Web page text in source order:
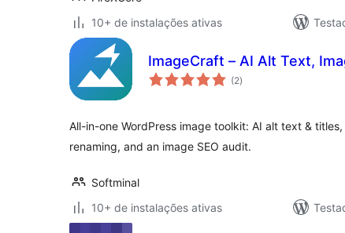
10+ de instalações ativas
ImageCraft – AI Alt Text,
(2total
de
)
All-in-one WordPress image toolkit: AI alt text &
renaming, and an image SEO audit.
Softminal
10+ de instalações ativas